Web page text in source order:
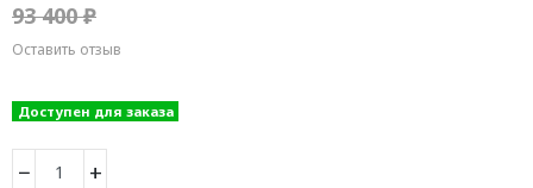
93 400 ₽
Оставить отзыв
Доступен для заказа
− +